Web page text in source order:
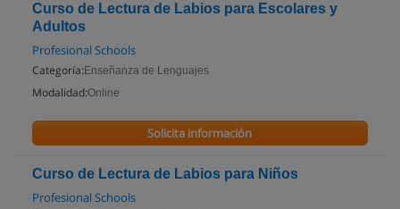
Curso de Lectura de Labios para Escolares y
Adultos
Profesional Schools
Categoría: Enseñanza de Lenguajes
Modalidad:Online
Solicita información
Curso de Lectura de Labios para Niños
Profesional Schools